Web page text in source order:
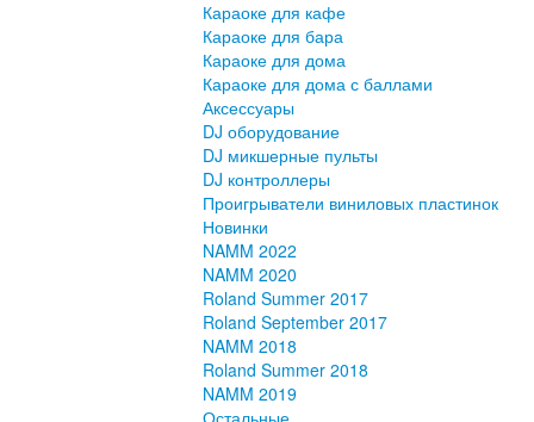
Караоке для кафе
Караоке для бара
Караоке для дома
Караоке для дома с баллами
Аксессуары
DJ оборудование
DJ микшерные пульты
DJ контроллеры
Проигрыватели виниловых пластинок
Новинки
NAMM 2022
NAMM 2020
Roland Summer 2017
Roland September 2017
NAMM 2018
Roland Summer 2018
NAMM 2019
Остальные...